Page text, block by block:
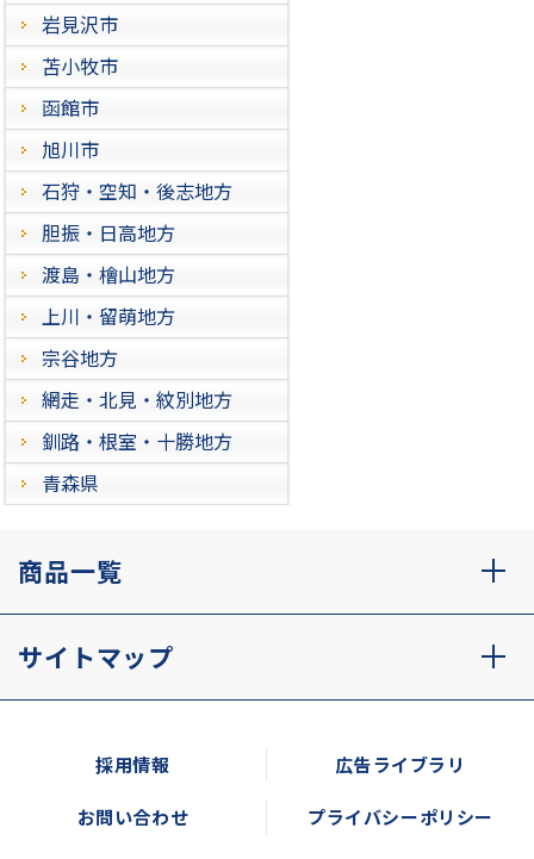
岩見沢市
苫小牧市
函館市
旭川市
石狩・空知・後志地方
胆振・日高地方
渡島・檜山地方
上川・留萌地方
宗谷地方
網走・北見・紋別地方
釧路・根室・十勝地方
青森県
商品一覧
サイトマップ
採用情報 広告ライブラリ
お問い合わせ プライバシーポリシー